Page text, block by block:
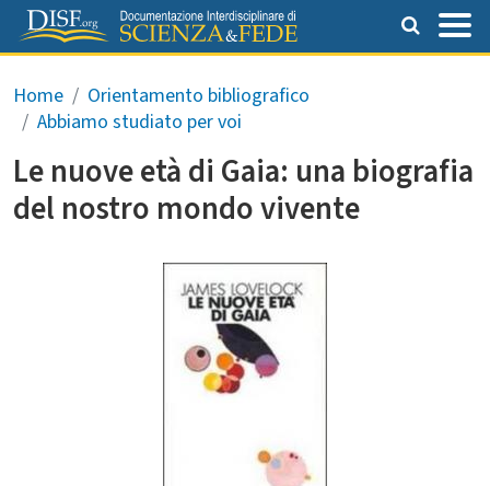
Salta al contenuto principale
Briciole di pane
Home
Orientamento bibliografico
Abbiamo studiato per voi
Le nuove età di Gaia: una biografia
del nostro mondo vivente